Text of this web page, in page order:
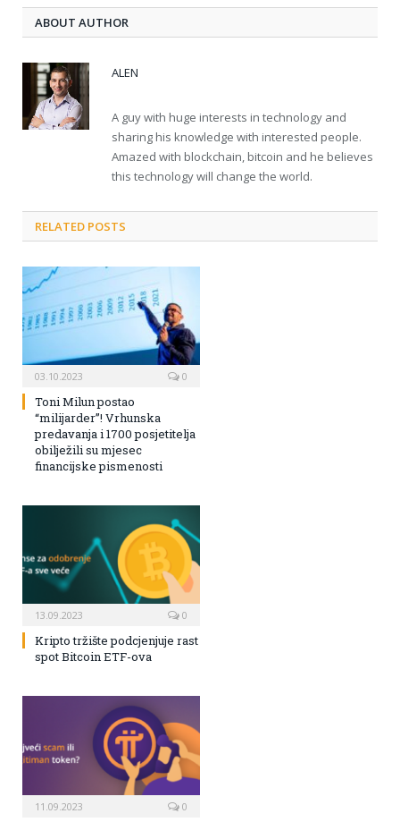
ABOUT AUTHOR
ALEN
A guy with huge interests in technology and
sharing his knowledge with interested people.
Amazed with blockchain, bitcoin and he believes
this technology will change the world.
RELATED POSTS
03.10.2023 0
Toni Milun postao
“milijarder”! Vrhunska
predavanja i 1700 posjetitelja
obilježili su mjesec
financijske pismenosti
13.09.2023 0
Kripto tržište podcjenjuje rast
spot Bitcoin ETF-ova
11.09.2023 0